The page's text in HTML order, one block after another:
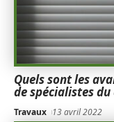
Quels sont les
de spécialistes
Travaux 13 avril 2022